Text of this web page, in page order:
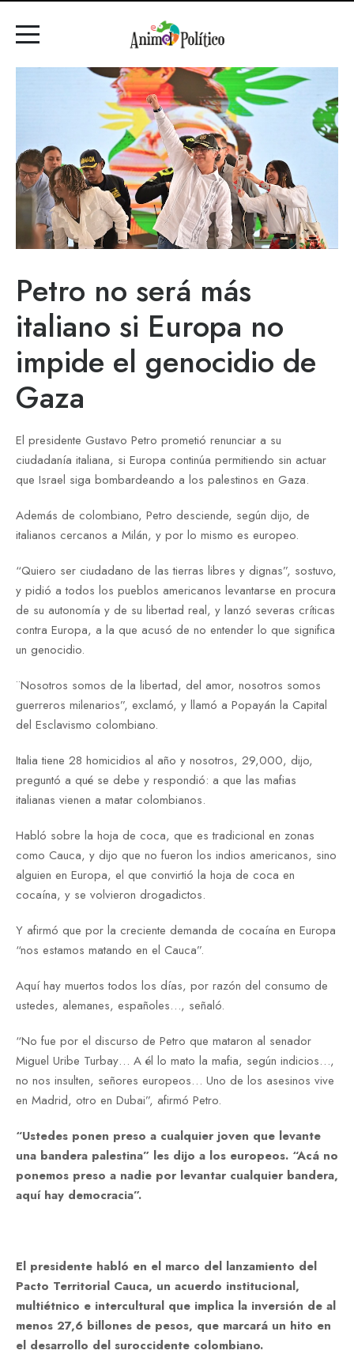
Petro no será más
italiano si Europa no
impide el genocidio de
Gaza
El presidente Gustavo Petro prometió renunciar a su
ciudadanía italiana, si Europa continúa permitiendo sin actuar
que Israel siga bombardeando a los palestinos en Gaza.
Además de colombiano, Petro desciende, según dijo, de
italianos cercanos a Milán, y por lo mismo es europeo.
“Quiero ser ciudadano de las tierras libres y dignas”, sostuvo,
y pidió a todos los pueblos americanos levantarse en procura
de su autonomía y de su libertad real, y lanzó severas críticas
contra Europa, a la que acusó de no entender lo que significa
un genocidio.
¨Nosotros somos de la libertad, del amor, nosotros somos
guerreros milenarios”, exclamó, y llamó a Popayán la Capital
del Esclavismo colombiano.
Italia tiene 28 homicidios al año y nosotros, 29,000, dijo,
preguntó a qué se debe y respondió: a que las mafias
italianas vienen a matar colombianos.
Habló sobre la hoja de coca, que es tradicional en zonas
como Cauca, y dijo que no fueron los indios americanos, sino
alguien en Europa, el que convirtió la hoja de coca en
cocaína, y se volvieron drogadictos.
Y afirmó que por la creciente demanda de cocaína en Europa
“nos estamos matando en el Cauca”.
Aquí hay muertos todos los días, por razón del consumo de
ustedes, alemanes, españoles…, señaló.
“No fue por el discurso de Petro que mataron al senador
Miguel Uribe Turbay… A él lo mato la mafia, según indicios…,
no nos insulten, señores europeos… Uno de los asesinos vive
en Madrid, otro en Dubai”, afirmó Petro.
“Ustedes ponen preso a cualquier joven que levante
una bandera palestina” les dijo a los europeos. “Acá no
ponemos preso a nadie por levantar cualquier bandera,
aquí hay democracia”.
El presidente habló en el marco del lanzamiento del
Pacto Territorial Cauca, un acuerdo institucional,
multiétnico e intercultural que implica la inversión de al
menos 27,6 billones de pesos, que marcará un hito en
el desarrollo del suroccidente colombiano.